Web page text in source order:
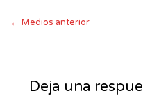
← Medios anterior
Deja una